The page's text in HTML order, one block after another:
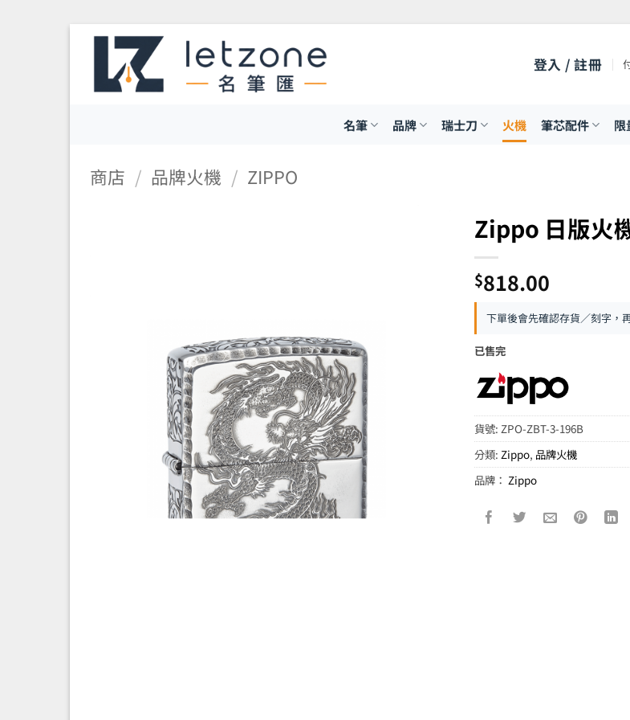
Skip
content
登入 / 註冊
名筆 品牌 瑞士刀 火機 筆芯配件 限
商店 / 品牌火機 / ZIPPO
Zippo 日版火
$818.00
下單後會先確認存貨／刻字，
已售完
貨號: ZPO-ZBT-3-196B
分類: Zippo, 品牌火機
品牌： Zippo